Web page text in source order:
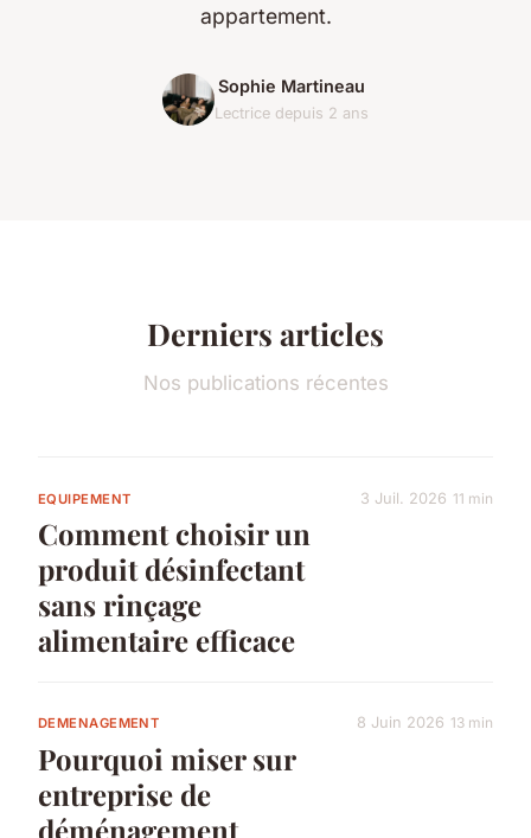
appartement.
Sophie Martineau
Lectrice depuis 2 ans
Derniers articles
Nos publications récentes
EQUIPEMENT
Comment choisir un
produit désinfectant
sans rinçage
alimentaire efficace
3 Juil. 2026 11 min
DEMENAGEMENT
Pourquoi miser sur
entreprise de
déménagement
8 Juin 2026 13 min